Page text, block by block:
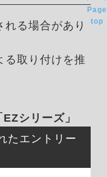
る場合があり
取り付けを推
シリーズ」
たエントリー
Page
top